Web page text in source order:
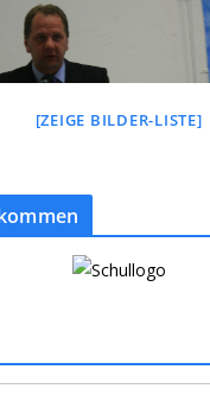
[ZEIGE BILDER-LISTE]